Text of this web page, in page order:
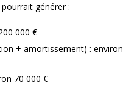
générer :
000 €
+ amortissement) : environ
70 000 €